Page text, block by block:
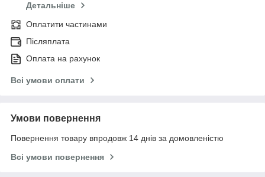
Детальніше
Оплатити частинами
Післяплата
Оплата на рахунок
Всі умови оплати
Умови повернення
Повернення товару впродовж 14 днів за домовленістю
Всі умови повернення